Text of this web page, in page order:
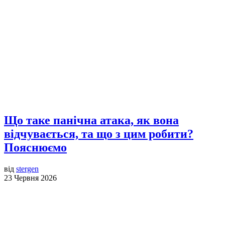
Що таке панічна атака, як вона
відчувається, та що з цим робити?
Пояснюємо
від stergen
23 Червня 2026